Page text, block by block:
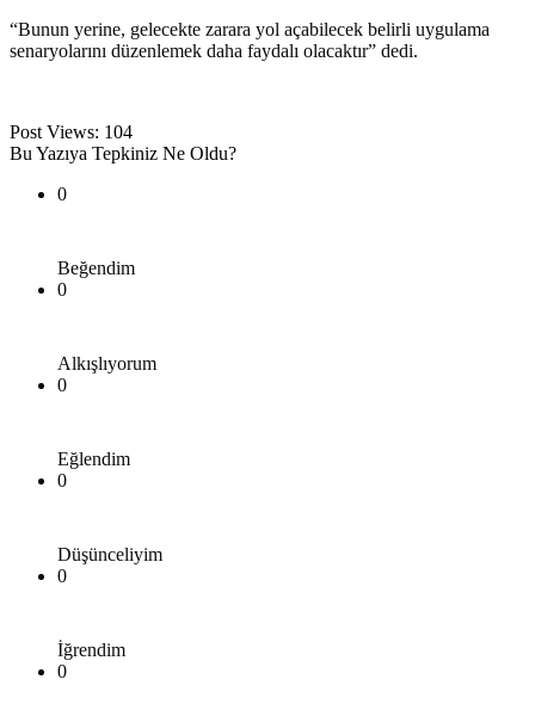
“Bunun yerine, gelecekte zarara yol açabilecek belirli uygulama
senaryolarını düzenlemek daha faydalı olacaktır” dedi.
Post Views: 104
Bu Yazıya Tepkiniz Ne Oldu?
0
Beğendim
0
Alkışlıyorum
0
Eğlendim
0
Düşünceliyim
0
İğrendim
0